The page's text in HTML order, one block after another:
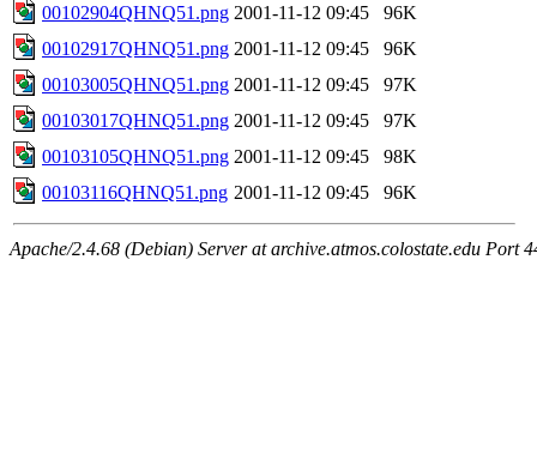
00102904QHNQ51.png 2001-11-12 09:45
96K
00102917QHNQ51.png 2001-11-12 09:45
96K
00103005QHNQ51.png 2001-11-12 09:45
97K
00103017QHNQ51.png 2001-11-12 09:45
97K
00103105QHNQ51.png 2001-11-12 09:45
98K
00103116QHNQ51.png 2001-11-12 09:45 96K
Apache/2.4.68 (Debian) Server at archive.atmos.colostate.edu Port